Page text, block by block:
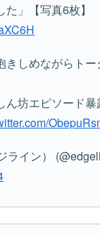
」【写真6枚】
きしめながらト
ん坊エピソード暴
イン）